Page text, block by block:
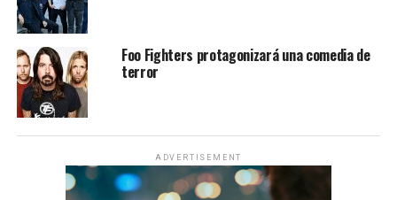
Foo Fighters protagonizará una comedia de
terror
ADVERTISEMENT